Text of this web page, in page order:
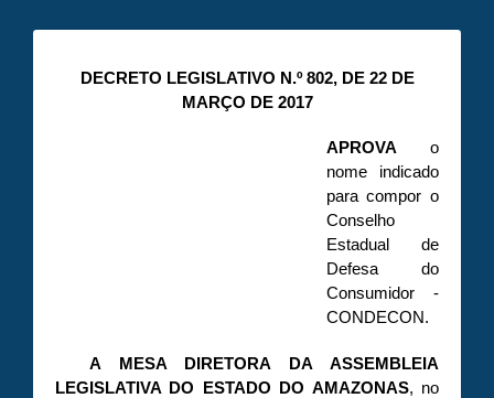
DECRETO LEGISLATIVO N.º 802, DE 22 DE
MARÇO DE 2017
APROVAo
nome indicado
para compor o
Conselho
Estadual de
Defesa do
Consumidor -
CONDECON.
A MESA DIRETORA DA ASSEMBLEIA
LEGISLATIVA DO ESTADO DO AMAZONAS, no